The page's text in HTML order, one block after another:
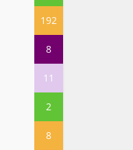
192
8
11
2
8